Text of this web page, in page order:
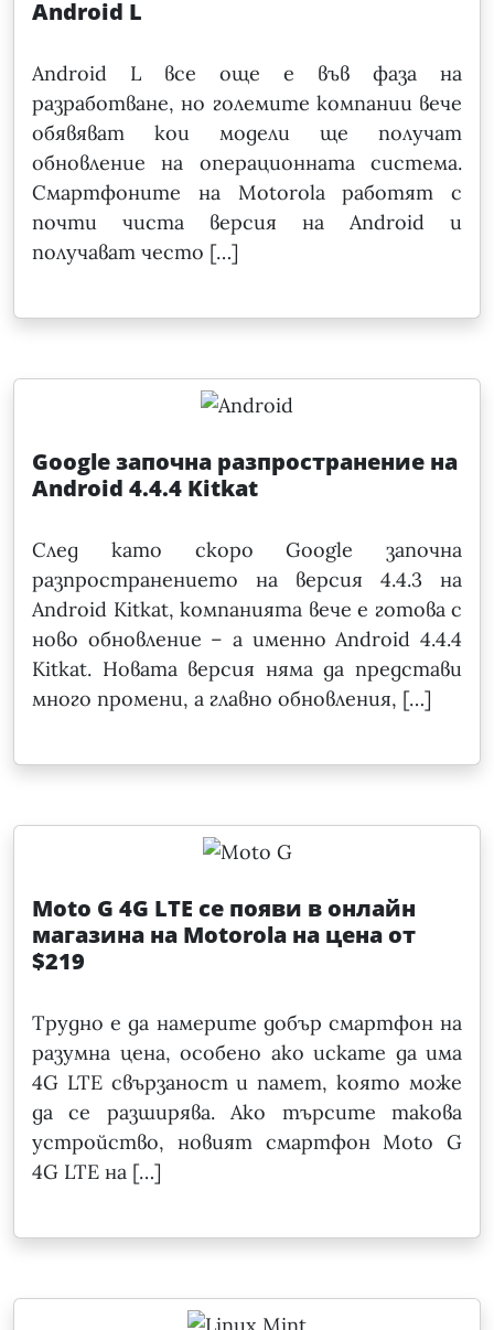
Android L
Android L все още е във фаза на
разработване, но големите компании вече
обявяват кои модели ще получат
обновление на операционната система.
Смартфоните на Motorola работят с
почти чиста версия на Android и
получават често […]
Google започна разпространение на
Android 4.4.4 Kitkat
След като скоро Google започна
разпространението на версия 4.4.3 на
Android Kitkat, компанията вече е готова с
ново обновление – а именно Android 4.4.4
Kitkat. Новата версия няма да представи
много промени, а главно обновления, […]
Moto G 4G LTE се появи в онлайн
магазина на Motorola на цена от
$219
Трудно е да намерите добър смартфон на
разумна цена, особено ако искате да има
4G LTE свързаност и памет, която може
да се разширява. Ако търсите такова
устройство, новият смартфон Moto G
4G LTE на […]